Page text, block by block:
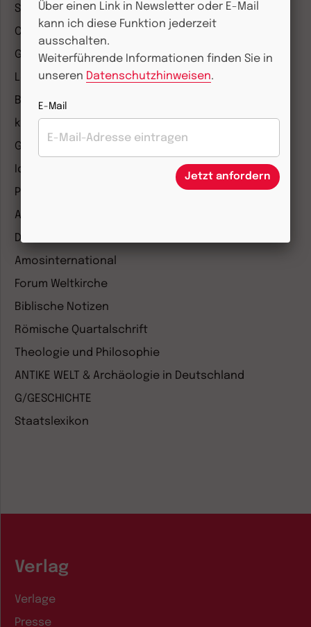
Stimmen der Zeit
COMMUNIO
Gemeinsam Glauben
Lebensspuren
Bibel lesen
kunst und kirche
Gottesdienst
Ideenwerkstatt Gottesdienste
Pastoralblätter
Anzeiger für die Seelsorge
Diakonia
Amosinternational
Forum Weltkirche
Biblische Notizen
Römische Quartalschrift
Theologie und Philosophie
ANTIKE WELT & Archäologie in Deutschland
G/GESCHICHTE
Staatslexikon
Verlag
Verlage
Presse
Über einen Link in Newsletter oder E-Mail
kann ich diese Funktion jederzeit
ausschalten.
Weiterführende Informationen finden Sie in
unseren Datenschutzhinweisen.
E-Mail
Jetzt anfordern